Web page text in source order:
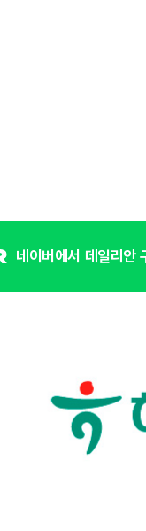
네이버에서 데일리안